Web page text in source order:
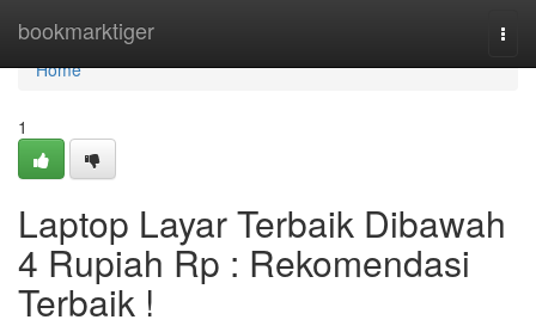
bookmarktiger
Home
Home
1
Laptop Layar Terbaik Dibawah
4 Rupiah Rp : Rekomendasi
Terbaik !